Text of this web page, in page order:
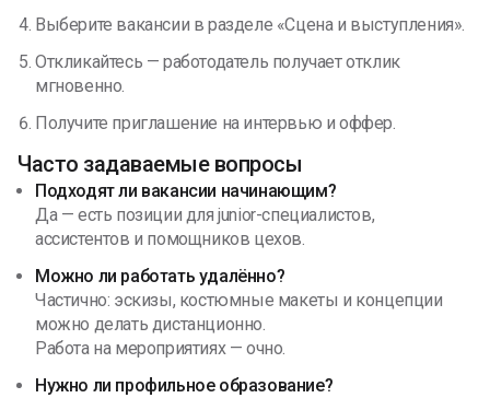
Выберите вакансии в разделе «Сцена и выступления».
Откликайтесь — работодатель получает отклик
мгновенно.
Получите приглашение на интервью и оффер.
Часто задаваемые вопросы
Подходят ли вакансии начинающим?
Да — есть позиции для junior-специалистов,
ассистентов и помощников цехов.
Можно ли работать удалённо?
Частично: эскизы, костюмные макеты и концепции
можно делать дистанционно.
Работа на мероприятиях — очно.
Нужно ли профильное образование?